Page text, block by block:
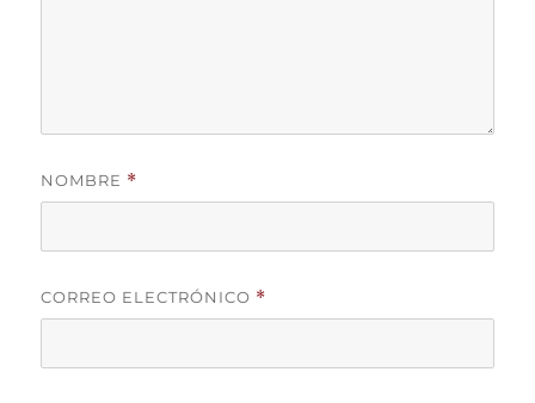
NOMBRE *
CORREO ELECTRÓNICO *